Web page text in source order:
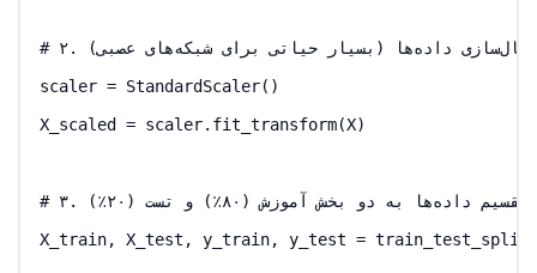
# ۲. نرمال‌سازی داده‌ها (بسیار حیاتی برای شبکه‌های عصبی)
scaler = StandardScaler()
X_scaled = scaler.fit_transform(X)
# ۳. تقسیم داده‌ها به دو بخش آموزش (۸۰٪) و تست (۲۰٪)
X_train, X_test, y_train, y_test =